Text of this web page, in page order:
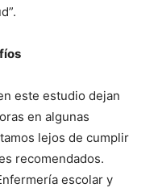
este estudio dejan
en algunas
lejos de cumplir
recomendados.
escolar y